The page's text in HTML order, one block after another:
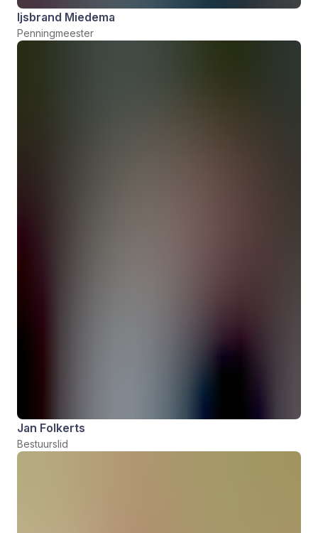
Ijsbrand Miedema
Penningmeester
Jan Folkerts
Bestuurslid